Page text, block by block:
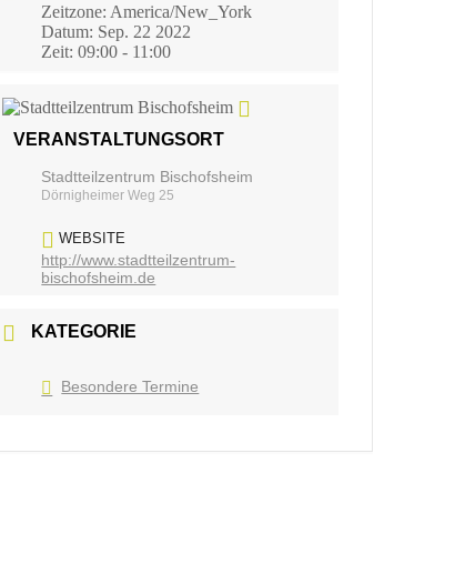
Zeitzone: America/New_York
Datum: Sep. 22 2022
Zeit:09:00 - 11:00
VERANSTALTUNGSORT
Stadtteilzentrum Bischofsheim
Dörnigheimer Weg 25
WEBSITE
http://www.stadtteilzentrum-
bischofsheim.de
KATEGORIE
Besondere Termine